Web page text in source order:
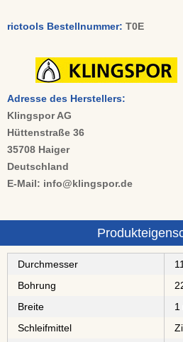
rictools Bestellnummer: T0E
Adresse des Herstellers:
Klingspor AG
Hüttenstraße 36
35708 Haiger
Deutschland
E-Mail: info@klingspor.de
Durchmesser
Bohrung
Breite
1
Schleifmittel